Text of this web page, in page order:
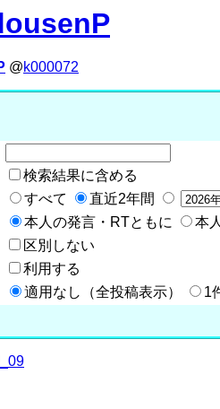
@k000072
検索結果に含める
すべて 直近2年間
本人の発言・RTともに 本
区別しない
利用する
適用なし（全投稿表示） 1